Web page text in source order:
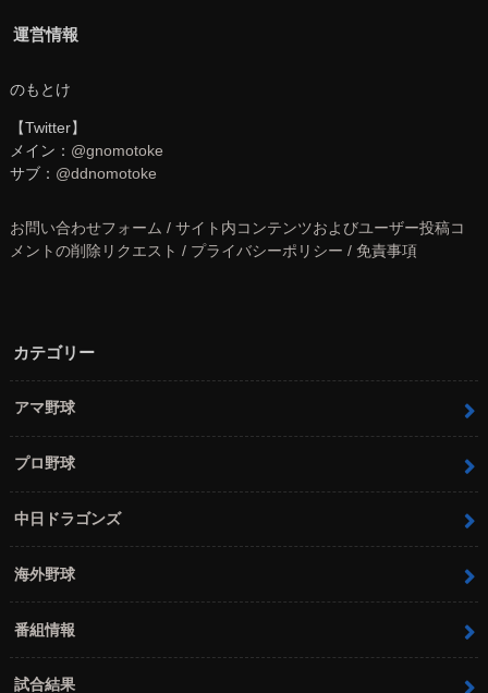
運営情報
のもとけ
【Twitter】
メイン： @gnomotoke
サブ： @ddnomotoke
お問い合わせフォーム / サイト内コンテンツおよびユーザー投稿コ
メントの削除リクエスト / プライバシーポリシー / 免責事項
カテゴリー
アマ野球
プロ野球
中日ドラゴンズ
海外野球
番組情報
試合結果